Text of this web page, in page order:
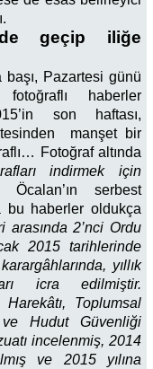
geçip iliğe
Pazartesi günü
haberler
son haftası,
manşet bir
Fotoğraf altında
indirmek için
serbest
bu haberler oldukça
2’nci Ordu
2015 tarihlerinde
yıllık
icra edilmiştir.
Toplumsal
Hudut Güvenliği
incelenmiş, 2014
ve 2015 yılına